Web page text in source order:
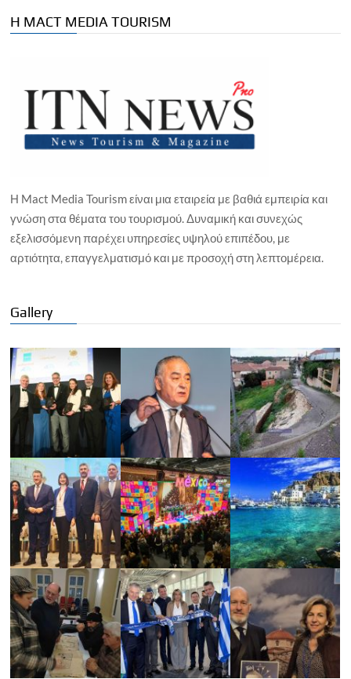
Η MACT MEDIA TOURISM
Η Mact Media Tourism είναι μια εταιρεία με βαθιά εμπειρία και
γνώση στα θέματα του τουρισμού. Δυναμική και συνεχώς
εξελισσόμενη παρέχει υπηρεσίες υψηλού επιπέδου, με
αρτιότητα, επαγγελματισμό και με προσοχή στη λεπτομέρεια.
Gallery